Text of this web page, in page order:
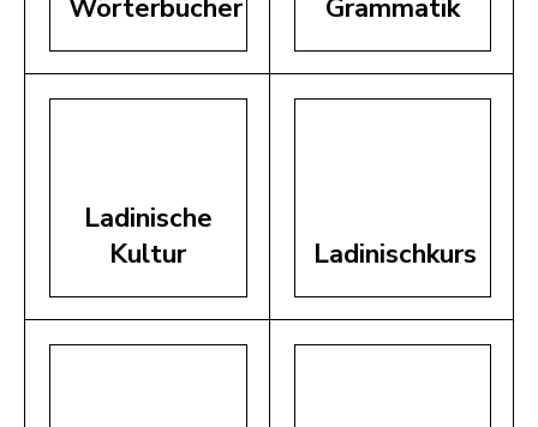
Wörterbücher
Grammatik
Ladinische
Kultur
Ladinischkurs